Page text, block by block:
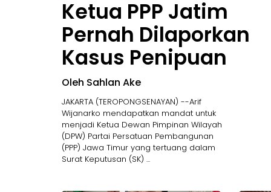
Ketua PPP Jatim
Pernah Dilaporkan
Kasus Penipuan
Oleh Sahlan Ake
JAKARTA (TEROPONGSENAYAN) --Arif
Wijanarko mendapatkan mandat untuk
menjadi Ketua Dewan Pimpinan Wilayah
(DPW) Partai Persatuan Pembangunan
(PPP) Jawa Timur yang tertuang dalam
Surat Keputusan (SK) ...